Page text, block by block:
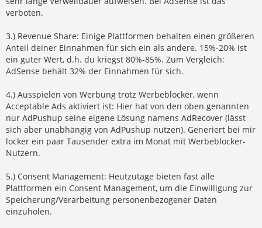
verboten.
3.) Revenue Share: Einige Plattformen behalten einen größeren
Anteil deiner Einnahmen für sich ein als andere. 15%-20% ist
ein guter Wert, d.h. du kriegst 80%-85%. Zum Vergleich:
AdSense behält 32% der Einnahmen für sich.
4.) Ausspielen von Werbung trotz Werbeblocker, wenn
Acceptable Ads aktiviert ist: Hier hat von den oben genannten
nur AdPushup seine eigene Lösung namens AdRecover (lässt
sich aber unabhängig von AdPushup nutzen). Generiert bei mir
locker ein paar Tausender extra im Monat mit Werbeblocker-
Nutzern.
5.) Consent Management: Heutzutage bieten fast alle
Plattformen ein Consent Management, um die Einwilligung zur
Speicherung/Verarbeitung personenbezogener Daten
einzuholen.